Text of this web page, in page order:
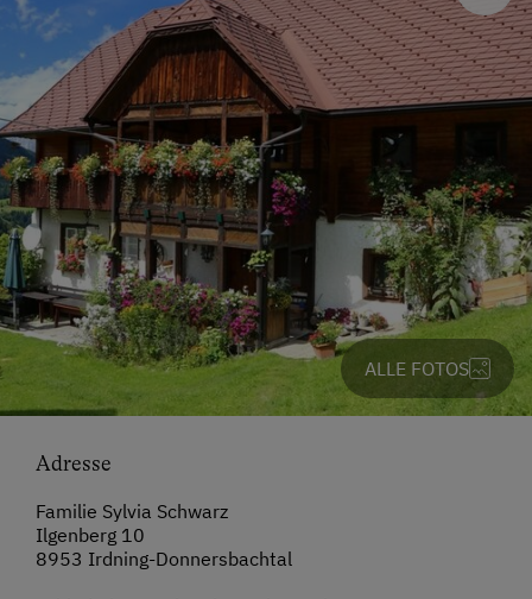
ALLE FOTOS
Adresse
Familie Sylvia Schwarz
Ilgenberg 10
8953 Irdning-Donnersbachtal